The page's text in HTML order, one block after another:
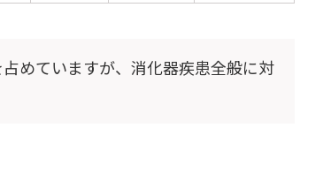
めていますが、消化器疾患全般に対